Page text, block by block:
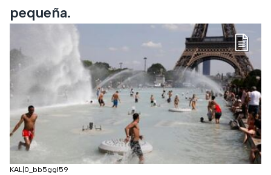
pequeña.
KAL|0_bb5ggl59